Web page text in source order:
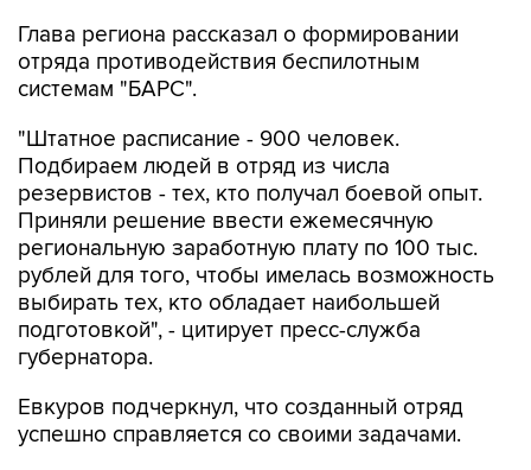
Глава региона рассказал о формировании
отряда противодействия беспилотным
системам "БАРС".
"Штатное расписание - 900 человек.
Подбираем людей в отряд из числа
резервистов - тех, кто получал боевой опыт.
Приняли решение ввести ежемесячную
региональную заработную плату по 100 тыс.
рублей для того, чтобы имелась возможность
выбирать тех, кто обладает наибольшей
подготовкой", - цитирует пресс-служба
губернатора.
Евкуров подчеркнул, что созданный отряд
успешно справляется со своими задачами.